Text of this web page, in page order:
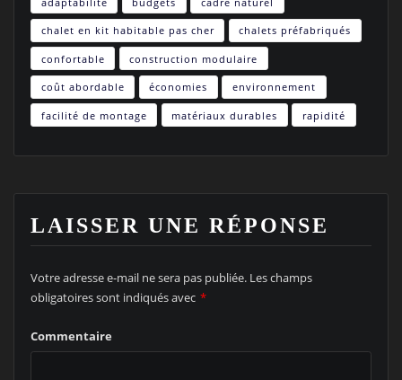
chalet en kit habitable pas cher chalets préfabriqués
confortable construction modulaire
coût abordable économies environnement
facilité de montage matériaux durables rapidité
LAISSER UNE RÉPONSE
Votre adresse e-mail ne sera pas publiée. Les champs
obligatoires sont indiqués avec *
Commentaire